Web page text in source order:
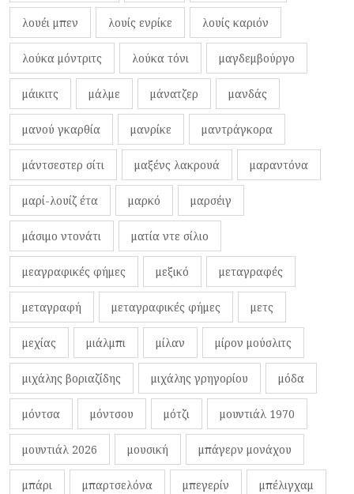
λουέι μπεν λουίς ενρίκε λουίς καριόν
λούκα μόντριτς λούκα τόνι μαγδεμβούργο
μάικιτς μάλμε μάνατζερ μανδάς
μανού γκαρθία μανρίκε μαντράγκορα
μάντσεστερ σίτι μαξένς λακρουά μαραντόνα
μαρί-λουίζ έτα μαρκό μαρσέιγ
μάσιμο ντονάτι ματία ντε σίλιο
μεαγραφικές φήμες μεξικό μεταγραφές
μεταγραφή μεταγραφικές φήμες μετς
μεχίας μιάλμπι μίλαν μίρον μούσλιτς
μιχάλης βοριαζίδης μιχάλης γρηγορίου μόδα
μόντσα μόντσου μότζι μουντιάλ 1970
μουντιάλ 2026 μουσική μπάγερν μονάχου
μπάρι μπαρτσελόνα μπεγερίν μπέλιγχαμ